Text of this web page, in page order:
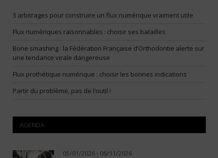
3 arbitrages pour construire un flux numérique vraiment utile
Flux numériques raisonnables : choisir ses batailles
Bone smashing : la Fédération Française d’Orthodontie alerte sur
une tendance virale dangereuse
Flux prothétique numérique : choisir les bonnes indications
Partir du problème, pas de l’outil !
AGENDA
05/01/2026 - 06/11/2026